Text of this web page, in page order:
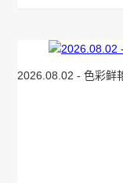
2026.08.02 - 色彩鲜